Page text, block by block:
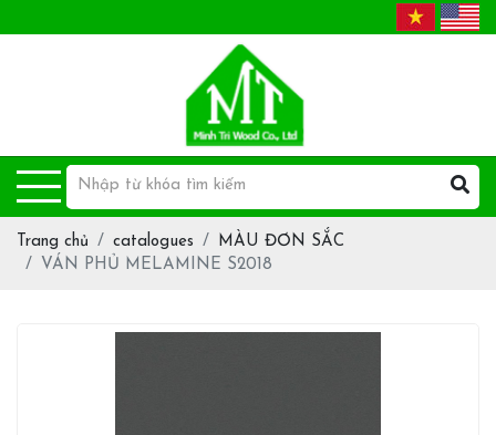
Trang chủ catalogues
MÀU ĐƠN SẮC
VÁN PHỦ MELAMINE S2018